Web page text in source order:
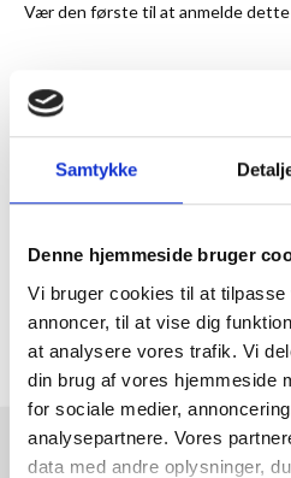
Samtykke
Denne hjemmeside bruger
Vi bruger cookies til at tilpasse
annoncer, til at vise dig
at analysere vores trafik. Vi
din brug af vores hjemmeside
for sociale medier,
analysepartnere. Vores
data med andre oplysninger,
Vær den første til at anmelde
ANMELDT TIL 5/5★
MERE INFORMATION
ANMELDELSER
RAMMESHOPPEN.DK